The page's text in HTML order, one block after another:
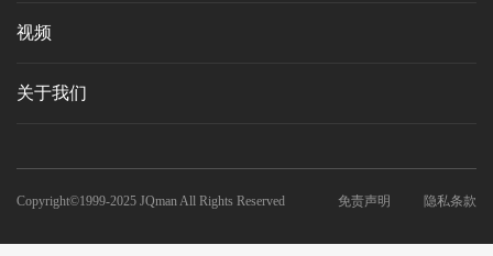
视频
关于我们
Copyright©1999-2025 JQman All Rights Reserved 免责声明 隐私条款